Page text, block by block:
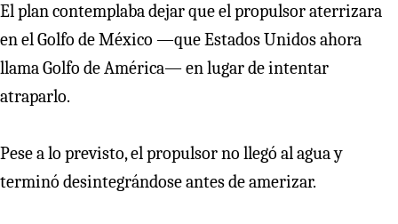
El plan contemplaba dejar que el propulsor aterrizara
en el Golfo de México —que Estados Unidos ahora
llama Golfo de América— en lugar de intentar
atraparlo.
Pese a lo previsto, el propulsor no llegó al agua y
terminó desintegrándose antes de amerizar.